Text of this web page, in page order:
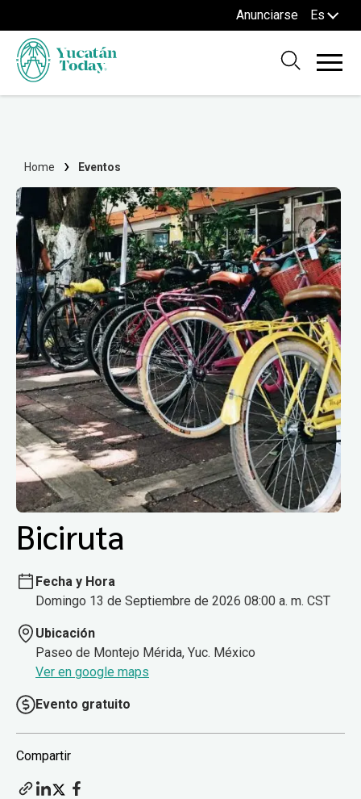
Anunciarse Es
Home Eventos
Biciruta
Fecha y Hora
Domingo 13 de Septiembre de 2026 08:00 a. m. CST
Ubicación
Paseo de Montejo Mérida, Yuc. México
Ver en google maps
Evento gratuito
Compartir